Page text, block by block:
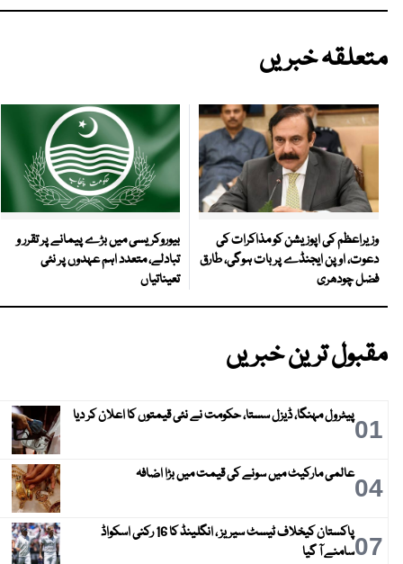
متعلقہ خبریں
وزیراعظم کی اپوزیشن کو مذاکرات کی
دعوت، اوپن ایجنڈے پر بات ہوگی، طارق
فضل چودھری
بیوروکریسی میں بڑے پیمانے پر تقرر و
تبادلے، متعدد اہم عہدوں پر نئی
تعیناتیاں
مقبول ترین خبریں
01پیٹرول مہنگا، ڈیزل سستا، حکومت نے نئی قیمتوں کا اعلان کر دیا
04عالمی مارکیٹ میں سونے کی قیمت میں بڑا اضافہ
07
پاکستان کیخلاف ٹیسٹ سیریز ، انگلینڈ کا 16 رکنی اسکواڈ
سامنے آ گیا